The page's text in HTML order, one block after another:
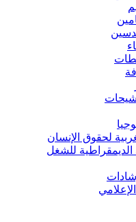
لحقوق الإنسان
الديمقراطية للشغل